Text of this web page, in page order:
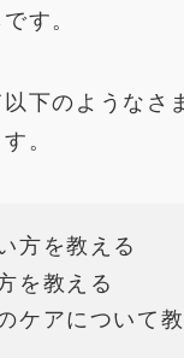
す。
下のようなさ
。
方を教える
を教える
ケアについて